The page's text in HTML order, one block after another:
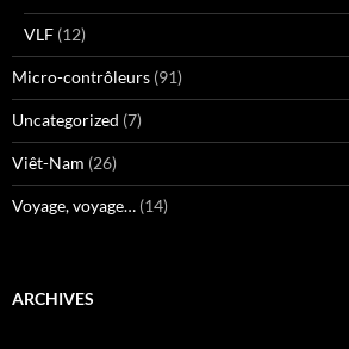
VLF (12)
Micro-contrôleurs (91)
Uncategorized (7)
Viêt-Nam (26)
Voyage, voyage… (14)
ARCHIVES